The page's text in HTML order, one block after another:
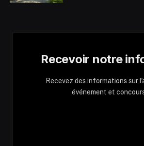
Recevoir notre
Recevez des informations sur
événement et